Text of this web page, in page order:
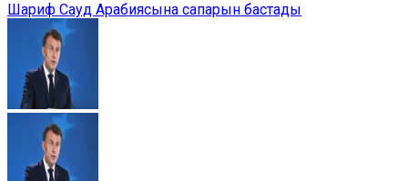
Шариф Сауд Арабиясына сапарын бастады